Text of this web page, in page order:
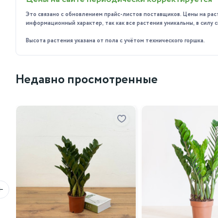
опрыскивать листья водой.
Подкормка: в период активного роста (весна-лето)
Пересадка: молодые растения пересаживают
Формирование кроны: чтобы сформировать
годы.
Мы предлагаем высококачественные растения,
растение, который наилучшим образом подойдёт для
Не упустите возможность украсить свой дом или офис
удивительного растения!
Это связано с обновлением прайс-листов поставщиков. Цены на
информационный характер, так как все растения уникальны, в
Высота растения указана от пола с учётом технического горшка.
Недавно просмотренные